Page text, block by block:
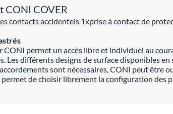
CONI COVER
contacts accidentels 1xprise à contact de
permet un accès libre et individuel au
Les différents designs de surface disponibles
sont nécessaires, CONI peut être
de choisir librement la configuration